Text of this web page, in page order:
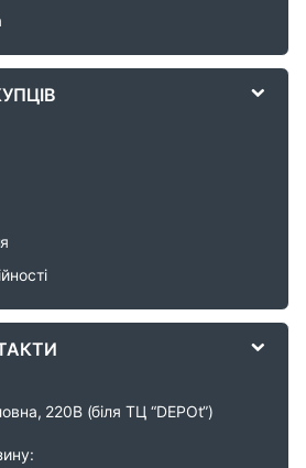
220В (біля ТЦ “DEPOt”)